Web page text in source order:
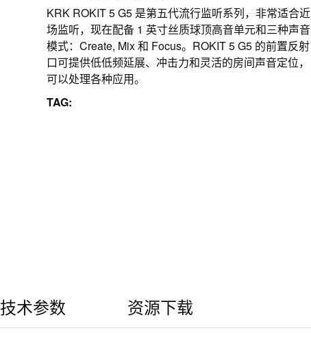
KRK ROKIT 5 G5 是第五代流行监听系列，非常适合近
场监听，现在配备 1 英寸丝质球顶高音单元和三种声音
模式：Create, Mix 和 Focus。ROKIT 5 G5 的前置反射
口可提供低低频延展、冲击力和灵活的房间声音定位，
可以处理各种应用。
TAG:
技术参数 资源下载